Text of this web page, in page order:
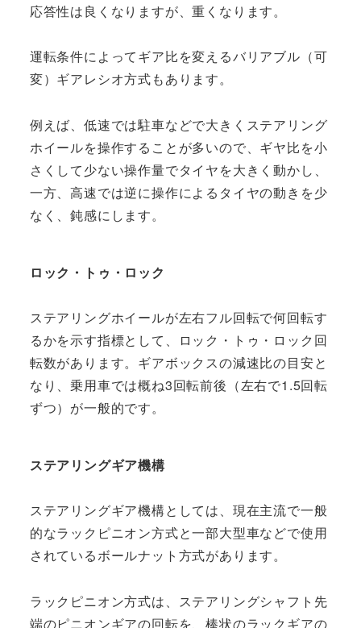
応答性は良くなりますが、重くなります。
運転条件によってギア比を変えるバリアブル（可
変）ギアレシオ方式もあります。
例えば、低速では駐車などで大きくステアリング
ホイールを操作することが多いので、ギヤ比を小
さくして少ない操作量でタイヤを大きく動かし、
一方、高速では逆に操作によるタイヤの動きを少
なく、鈍感にします。
ロック・トゥ・ロック
ステアリングホイールが左右フル回転で何回転す
るかを示す指標として、ロック・トゥ・ロック回
転数があります。ギアボックスの減速比の目安と
なり、乗用車では概ね3回転前後（左右で1.5回転
ずつ）が一般的です。
ステアリングギア機構
ステアリングギア機構としては、現在主流で一般
的なラックピニオン方式と一部大型車などで使用
されているボールナット方式があります。
ラックピニオン方式は、ステアリングシャフト先
端のピニオンギアの回転を、棒状のラックギアの